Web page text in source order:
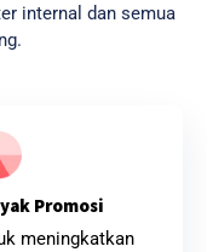
internal dan semua
Promosi
meningkatkan